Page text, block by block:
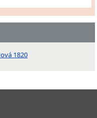
1820